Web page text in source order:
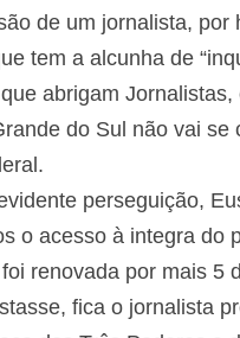
de um jornalista,
tem a alcunha de
abrigam
do Sul não vai
perseguição,
o acesso à integra do
renovada por mais 5
fica o jornalista